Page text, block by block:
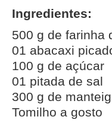
Ingredientes:
500 g de farinha
01 abacaxi
100 g de açúcar
01 pitada de sal
300 g de
Tomilho a gosto